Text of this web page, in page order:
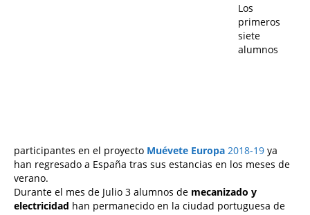
Los
primeros
siete
alumnos
participantes en el proyecto Muévete Europa 2018-19 ya
han regresado a España tras sus estancias en los meses de
verano.
Durante el mes de Julio 3 alumnos de mecanizado y
electricidad han permanecido en la ciudad portuguesa de